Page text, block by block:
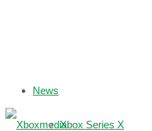
News
Xbox Series X